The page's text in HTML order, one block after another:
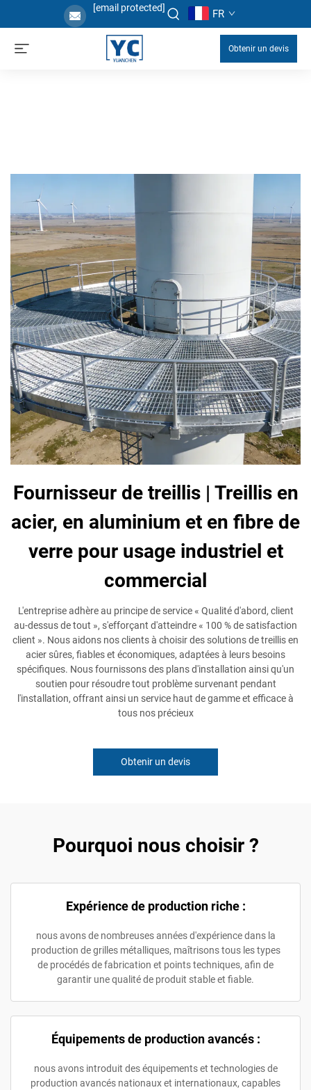
[email protected] FR
Obtenir un devis
Fournisseur de treillis | Treillis en
acier, en aluminium et en fibre de
verre pour usage industriel et
commercial
L'entreprise adhère au principe de service « Qualité d'abord, client
au-dessus de tout », s'efforçant d'atteindre « 100 % de satisfaction
client ». Nous aidons nos clients à choisir des solutions de treillis en
acier sûres, fiables et économiques, adaptées à leurs besoins
spécifiques. Nous fournissons des plans d'installation ainsi qu'un
soutien pour résoudre tout problème survenant pendant
l'installation, offrant ainsi un service haut de gamme et efficace à
tous nos précieux
Obtenir un devis
Pourquoi nous choisir ?
Expérience de production riche :
nous avons de nombreuses années d'expérience dans la
production de grilles métalliques, maîtrisons tous les types
de procédés de fabrication et points techniques, afin de
garantir une qualité de produit stable et fiable.
Équipements de production avancés :
nous avons introduit des équipements et technologies de
production avancés nationaux et internationaux, capables